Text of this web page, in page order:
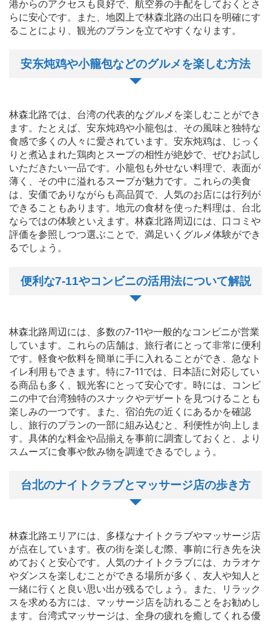
港からのアクセスも良好で、航空券の手配をしておくとさ
らに安心です。また、地図上で林森北路の出口を明確にす
ることにより、観光のプランを立てやすくなります。
安东炖鸡や小籠包などのグルメを楽しむ方法
林森北路では、台湾の代表的なグルメを楽しむことができ
ます。たとえば、安东炖鸡や小籠包は、その風味と独特な
食感で多くの人々に愛されています。安东炖鸡は、じっく
りと煮込まれた鶏肉とスープの相性が絶妙で、ぜひお試し
いただきたい一品です。小籠包も外せない料理で、表面が
薄く、その中に溢れるスープが魅力です。これらの美食
は、安価でありながらも高品質で、人気のお店には行列が
できることもあります。地元の食材を使った料理は、台北
ならではの体験といえます。林森北路周辺には、口コミや
評価を参照しつつ選ぶことで、満足いくグルメ体験ができ
るでしょう。
便利な7-11やコンビニの活用法について解説
林森北路周辺には、多数の7-11や一般的なコンビニが営業
しています。これらの店舗は、旅行者にとって非常に便利
です。軽食や飲料を簡単に手に入れることができ、急なト
イレ利用もできます。特に7-11では、日本語に対応してい
る商品も多く、観光客にとって安心です。時には、コンビ
ニの中で台湾独特のスナックやデザートを見つけることも
楽しみの一つです。また、宿泊先の近くにあるかを確認
し、旅行のプランの一部に組み込むと、利便性が向上しま
す。具体的な料金や品揃えを事前に調査しておくと、より
スムーズに食事や飲み物を調達できるでしょう。
台北のナイトクラブとマッサージ店の歩き方
林森北路エリアには、多様なナイトクラブやマッサージ店
が点在しています。夜の街を楽しむ際、事前に行き先を決
めておくと安心です。人気のナイトクラブには、カラオケ
やダンスを楽しむことができる場所が多く、友人や知人と
一緒に行くと良い思い出が残るでしょう。また、リラック
スを求める方には、マッサージ店を訪れることをお勧めし
ます。台湾式マッサージは、全身の疲れを癒してくれる優